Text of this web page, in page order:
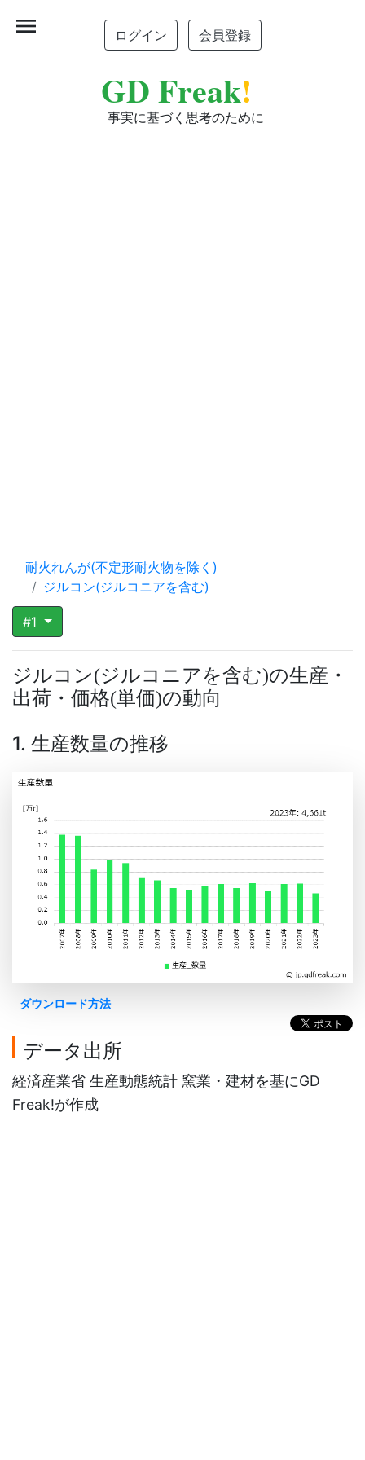
ログイン 会員登録
GD Freak!
事実に基づく思考のために
menu
耐火れんが(不定形耐火物を除く)
ジルコン(ジルコニアを含む)
#1
ジルコン(ジルコニアを含む)の生産・
出荷・価格(単価)の動向
1. 生産数量の推移
ダウンロード方法
データ出所
経済産業省 生産動態統計 窯業・建材を基にGD
Freak!が作成